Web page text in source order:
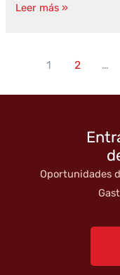
Hotel
Leer más »
Paginación
1 2 …
Oportunidades